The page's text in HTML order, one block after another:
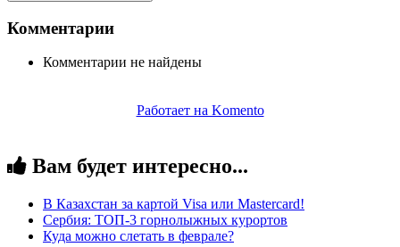
Комментарии
Комментарии не найдены
Работает на Komento
Вам будет интересно...
В Казахстан за картой Visa или Masterсard!
Сербия: ТОП-3 горнолыжных курортов
Куда можно слетать в феврале?